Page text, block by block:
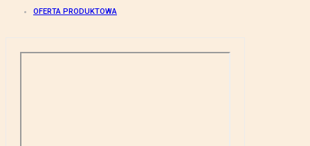
OFERTA PRODUKTOWA